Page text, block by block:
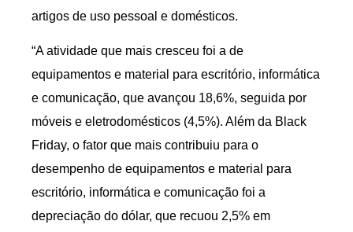
artigos de uso pessoal e domésticos.
“A atividade que mais cresceu foi a de
equipamentos e material para escritório, informática
e comunicação, que avançou 18,6%, seguida por
móveis e eletrodomésticos (4,5%). Além da Black
Friday, o fator que mais contribuiu para o
desempenho de equipamentos e material para
escritório, informática e comunicação foi a
depreciação do dólar, que recuou 2,5% em